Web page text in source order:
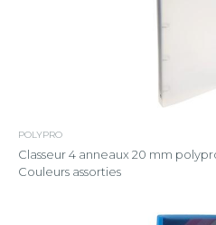
POLYPRO
Classeur 4 anneaux 20 mm
Couleurs assorties